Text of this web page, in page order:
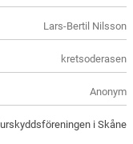
Lars-Bertil Nilsson
kretsoderasen
Anonym
i Skåne